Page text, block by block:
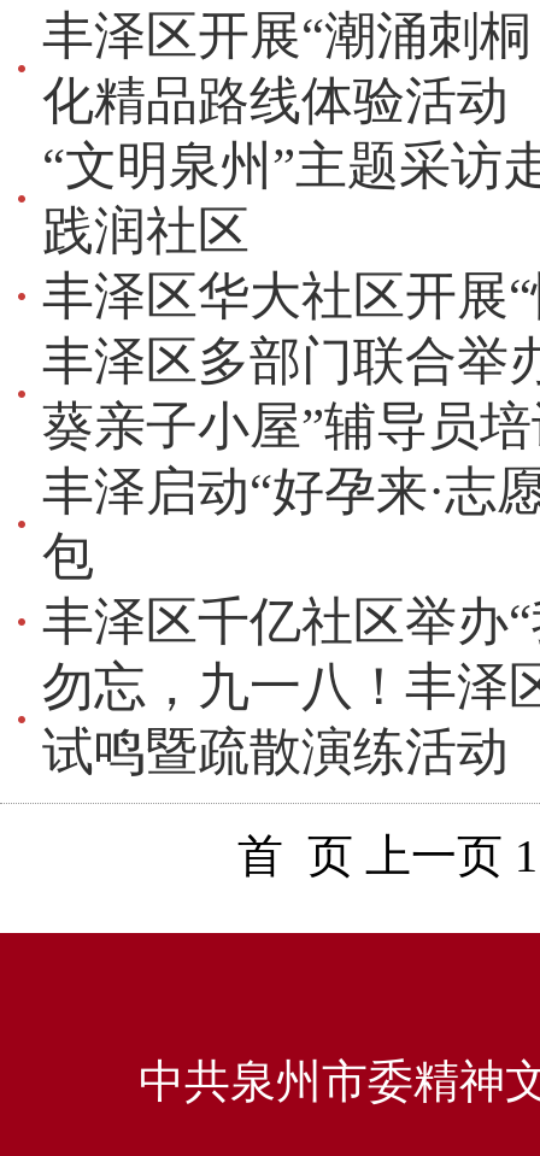
丰泽区开展“潮涌刺
化精品路线体验活动
“文明泉州”主题采访
践润社区
丰泽区华大社区开展
丰泽区多部门联合举
葵亲子小屋”辅导员
丰泽启动“好孕来·志
包
丰泽区千亿社区举办
勿忘，九一八！丰泽
试鸣暨疏散演练活动
首 页 上一页 1
中共泉州市委精神